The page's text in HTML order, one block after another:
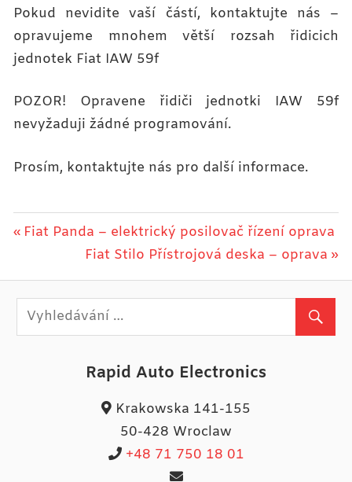
Pokud nevidite vaší částí, kontaktujte nás –
opravujeme mnohem větší rozsah řidicich
jednotek Fiat IAW 59f
POZOR! Opravene řidiči jednotki IAW 59f
nevyžaduji žádné programování.
Prosím, kontaktujte nás pro další informace.
Navigace
příspěvek
Previous
Fiat Panda – elektrický posilovač řízení oprava
Next
Post:
Fiat Stilo Přístrojová deska – oprava
Rapid Auto Electronics
Krakowska 141-155
50-428 Wroclaw
+48 71 750 18 01